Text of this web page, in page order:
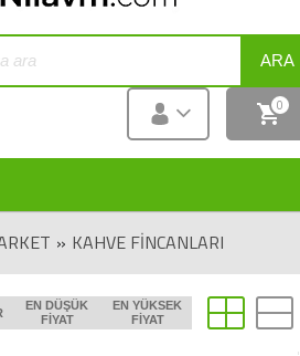
ARA
0
» KAHVE FINCANLARI
EN DÜŞÜK
FIYAT
EN YÜKSEK
FIYAT